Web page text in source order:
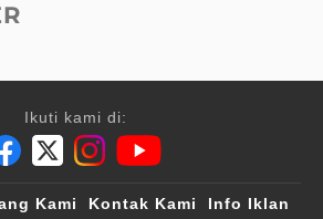
Ikuti kami di:
Kami Kontak Kami Info Iklan